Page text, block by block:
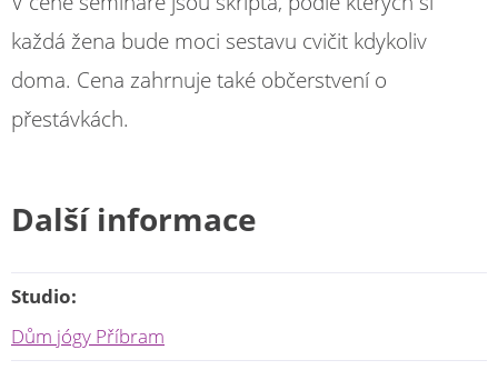
každá žena bude moci sestavu cvičit kdykoliv
doma. Cena zahrnuje také občerstvení o
přestávkách.
Další informace
Studio:
Dům jógy Příbram